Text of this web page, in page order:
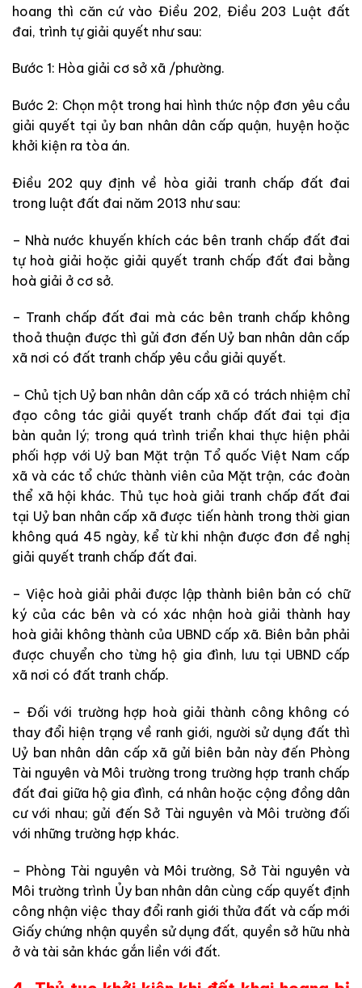
hoang thì căn cứ vào Điều 202, Điều 203 Luật đất
đai, trình tự giải quyết như sau:
Bước 1: Hòa giải cơ sở xã /phường.
Bước 2: Chọn một trong hai hình thức nộp đơn yêu cầu
giải quyết tại ủy ban nhân dân cấp quận, huyện hoặc
khởi kiện ra tòa án.
Điều 202 quy định về hòa giải tranh chấp đất đai
trong luật đất đai năm 2013 như sau:
– Nhà nước khuyến khích các bên tranh chấp đất đai
tự hoà giải hoặc giải quyết tranh chấp đất đai bằng
hoà giải ở cơ sở.
– Tranh chấp đất đai mà các bên tranh chấp không
thoả thuận được thì gửi đơn đến Uỷ ban nhân dân cấp
xã nơi có đất tranh chấp yêu cầu giải quyết.
– Chủ tịch Uỷ ban nhân dân cấp xã có trách nhiệm chỉ
đạo công tác giải quyết tranh chấp đất đai tại địa
bàn quản lý; trong quá trình triển khai thực hiện phải
phối hợp với Uỷ ban Mặt trận Tổ quốc Việt Nam cấp
xã và các tổ chức thành viên của Mặt trận, các đoàn
thể xã hội khác. Thủ tục hoà giải tranh chấp đất đai
tại Uỷ ban nhân cấp xã được tiến hành trong thời gian
không quá 45 ngày, kể từ khi nhận được đơn đề nghị
giải quyết tranh chấp đất đai.
– Việc hoà giải phải được lập thành biên bản có chữ
ký của các bên và có xác nhận hoà giải thành hay
hoà giải không thành của UBND cấp xã. Biên bản phải
được chuyển cho từng hộ gia đình, lưu tại UBND cấp
xã nơi có đất tranh chấp.
– Đối với trường hợp hoà giải thành công không có
thay đổi hiện trạng về ranh giới, người sử dụng đất thì
Uỷ ban nhân dân cấp xã gửi biên bản này đến Phòng
Tài nguyên và Môi trường trong trường hợp tranh chấp
đất đai giữa hộ gia đình, cá nhân hoặc cộng đồng dân
cư với nhau; gửi đến Sở Tài nguyên và Môi trường đối
với những trường hợp khác.
– Phòng Tài nguyên và Môi trường, Sở Tài nguyên và
Môi trường trình Ủy ban nhân dân cùng cấp quyết định
công nhận việc thay đổi ranh giới thửa đất và cấp mới
Giấy chứng nhận quyền sử dụng đất, quyền sở hữu nhà
ở và tài sản khác gắn liền với đất.